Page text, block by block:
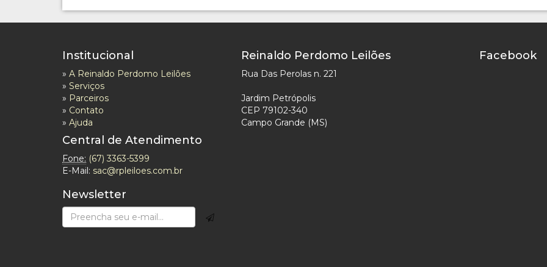
Institucional
» A Reinaldo Perdomo Leilões
» Serviços
» Parceiros
» Contato
» Ajuda
Central de Atendimento
Fone: (67) 3363-5399
E-Mail: sac@rpleiloes.com.br
Newsletter
Reinaldo Perdomo Leilões
Rua Das Perolas n. 221
Jardim Petrópolis
CEP 79102-340
Campo Grande (MS)
Facebook